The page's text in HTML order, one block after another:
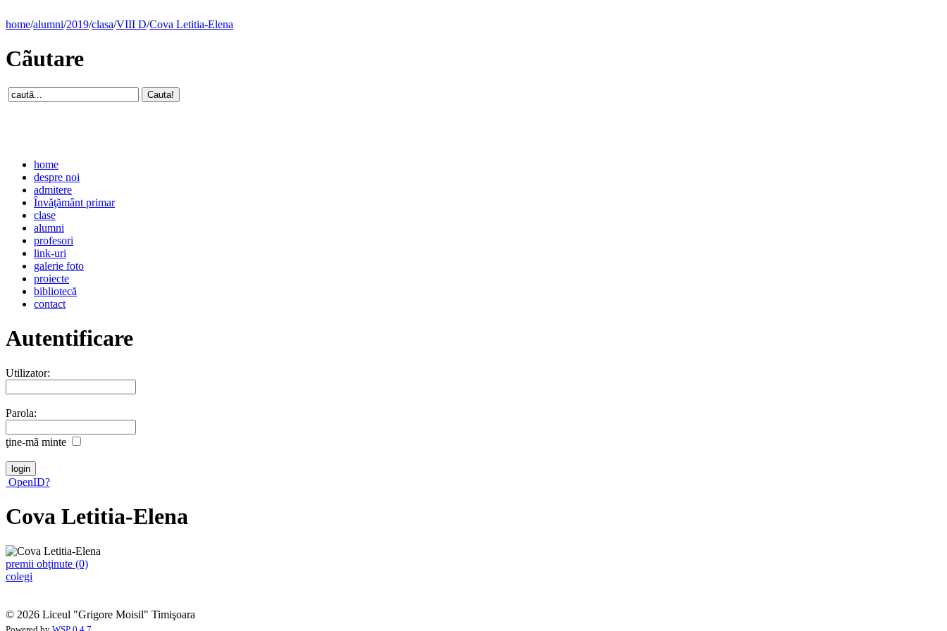
home/alumni/2019/clasa/VIII D/Cova Letitia-Elena
Cãutare
home
despre noi
admitere
Învăţământ primar
clase
alumni
profesori
link-uri
galerie foto
proiecte
bibliotecă
contact
Autentificare
Utilizator:
Parola:
ţine-mã minte
OpenID?
Cova Letitia-Elena
premii obţinute (0)
colegi
© 2026 Liceul "Grigore Moisil" Timişoara